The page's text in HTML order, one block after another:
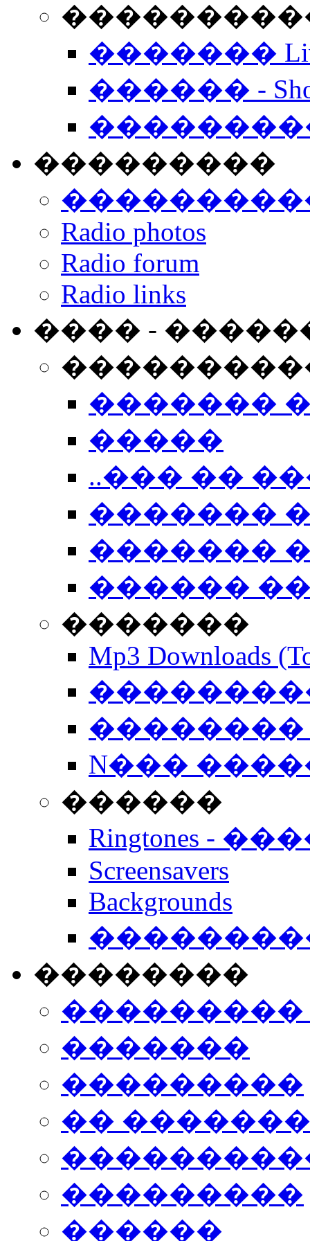
����������
�������
������ -
���������
Radio photos
Radio forum
Radio links
���� -
�������
�����
..��� ��
�������
�������
������
�������
Mp3 Downloads
��������
N���
������
Ringtones -
Screensavers
Backgrounds
��������
���������
�������
���������
��
���������
������